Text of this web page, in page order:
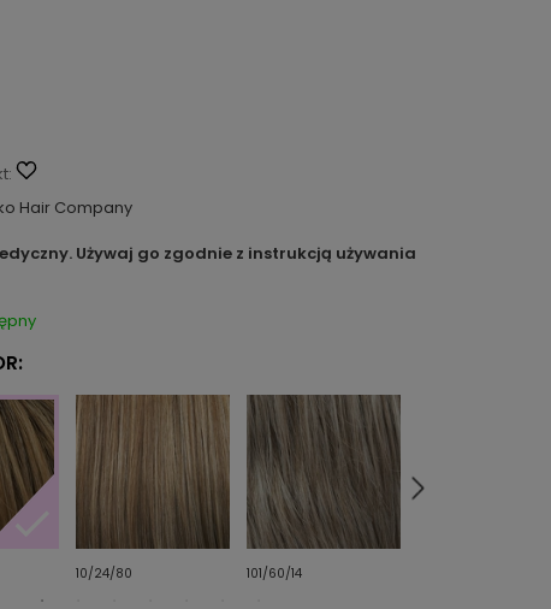
Hair Company
Używaj go zgodnie z instrukcją używania
10/24/80 101/60/14